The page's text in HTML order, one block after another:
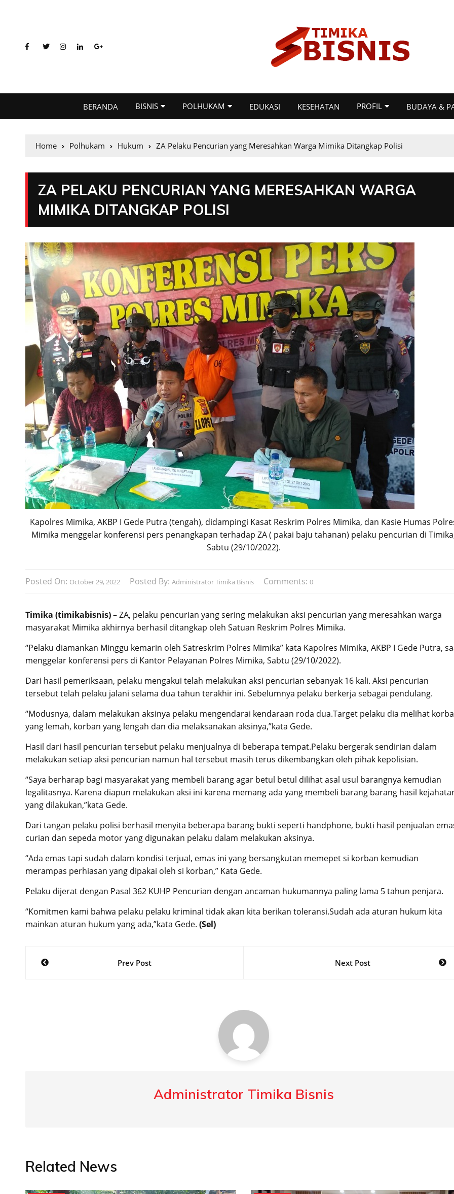
BERANDA BISNIS POLHUKAM EDUKASI KESEHATAN PROFIL BUDAYA &
Home Polhukam Hukum ZA Pelaku Pencurian yang Meresahkan Warga Mimika Ditangkap Polisi
ZA PELAKU PENCURIAN YANG MERESAHKAN WARGA
MIMIKA DITANGKAP POLISI
Kapolres Mimika, AKBP I Gede Putra (tengah), didampingi Kasat Reskrim Polres Mimika, dan Kasie Humas
Mimika menggelar konferensi pers penangkapan terhadap ZA ( pakai baju tahanan) pelaku pencurian di
Sabtu (29/10/2022).
Posted On: October 29, 2022 Posted By: Administrator Timika Bisnis Comments: 0
Timika (timikabisnis)– ZA, pelaku pencurian yang sering melakukan aksi pencurian yang meresahkan warga
masyarakat Mimika akhirnya berhasil ditangkap oleh Satuan Reskrim Polres Mimika.
“Pelaku diamankan Minggu kemarin oleh Satreskrim Polres Mimika” kata Kapolres Mimika, AKBP I Gede Putra,
menggelar konferensi pers di Kantor Pelayanan Polres Mimika, Sabtu (29/10/2022).
Dari hasil pemeriksaan, pelaku mengakui telah melakukan aksi pencurian sebanyak 16 kali. Aksi pencurian
tersebut telah pelaku jalani selama dua tahun terakhir ini. Sebelumnya pelaku berkerja sebagai pendulang.
“Modusnya, dalam melakukan aksinya pelaku mengendarai kendaraan roda dua.Target pelaku dia melihat
yang lemah, korban yang lengah dan dia melaksanakan aksinya,”kata Gede.
Hasil dari hasil pencurian tersebut pelaku menjualnya di beberapa tempat.Pelaku bergerak sendirian dalam
melakukan setiap aksi pencurian namun hal tersebut masih terus dikembangkan oleh pihak kepolisian.
“Saya berharap bagi masyarakat yang membeli barang agar betul betul dilihat asal usul barangnya kemudian
legalitasnya. Karena diapun melakukan aksi ini karena memang ada yang membeli barang barang hasil
yang dilakukan,”kata Gede.
Dari tangan pelaku polisi berhasil menyita beberapa barang bukti seperti handphone, bukti hasil penjualan
curian dan sepeda motor yang digunakan pelaku dalam melakukan aksinya.
“Ada emas tapi sudah dalam kondisi terjual, emas ini yang bersangkutan memepet si korban kemudian
merampas perhiasan yang dipakai oleh si korban,” Kata Gede.
Pelaku dijerat dengan Pasal 362 KUHP Pencurian dengan ancaman hukumannya paling lama 5 tahun penjara.
“Komitmen kami bahwa pelaku pelaku kriminal tidak akan kita berikan toleransi.Sudah ada aturan hukum kita
mainkan aturan hukum yang ada,”kata Gede. (Sel)
Post
Prev Post Next Post
Administrator Timika Bisnis
Related News